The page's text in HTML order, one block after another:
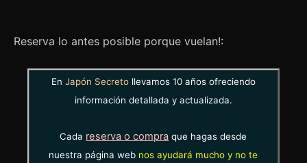
Reserva lo antes posible porque vuelan!:
En Japón Secretollevamos 10 años ofreciendo
información detallada y actualizada.
Cada reserva o compra que hagas desde
nuestra página web nos ayudará mucho y no te